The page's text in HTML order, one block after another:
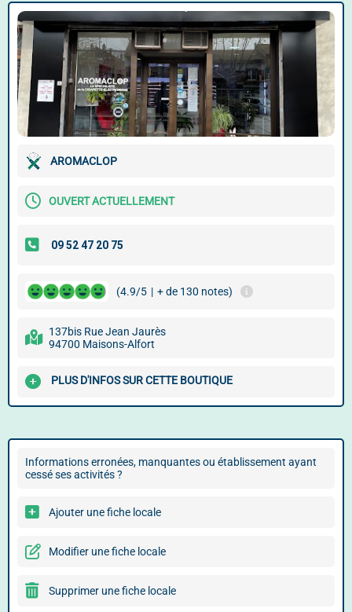
AROMACLOP
OUVERT ACTUELLEMENT
(4.9/5 | + de 130 notes)
137bis Rue Jean Jaurès
94700 Maisons-Alfort
PLUS D'INFOS SUR CETTE BOUTIQUE
Informations erronées, manquantes ou établissement ayant
cessé ses activités ?
Ajouter une fiche locale
Modifier une fiche locale
Supprimer une fiche locale